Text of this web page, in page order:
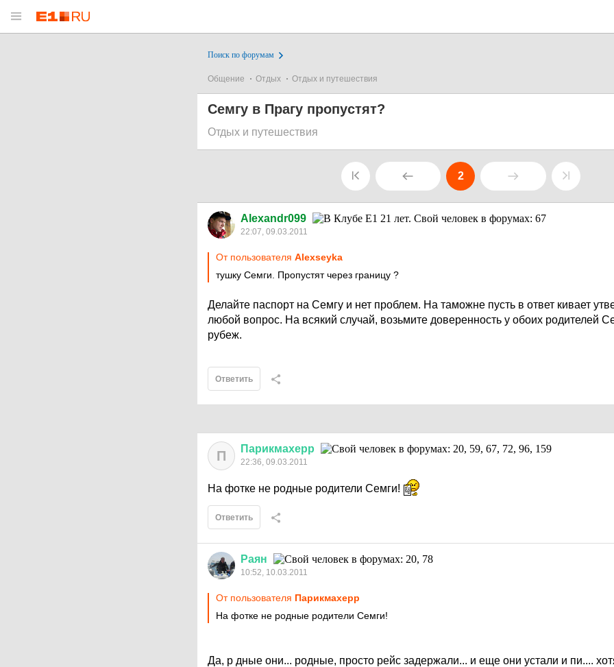
Поиск по форумам
Общение Отдых Отдых и путешествия
Семгу в Прагу пропустят?
Отдых и путешествия
2
Alexandr099
22:07, 09.03.2011
От пользователя Alexseyka
тушку Cемги. Пропустят через границу ?
Делайте паспорт на Семгу и нет проблем. На таможне пусть в ответ кивает
любой вопрос. На всякий случай, возьмите доверенность у обоих родителей
рубеж.
Ответить
П Парикмахерр
22:36, 09.03.2011
На фотке не родные родители Семги!
Ответить
Раян
10:52, 10.03.2011
От пользователя Парикмахерр
На фотке не родные родители Семги!
Да, р дные они... родные, просто рейс задержали... и еще они устали и пи....